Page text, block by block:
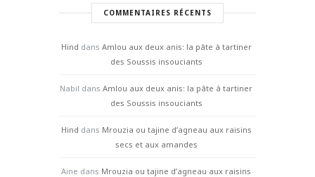
COMMENTAIRES RÉCENTS
Hind dans Amlou aux deux anis: la pâte à tartiner
des Soussis insouciants
Nabil dans Amlou aux deux anis: la pâte à tartiner
des Soussis insouciants
Hind dans Mrouzia ou tajine d’agneau aux raisins
secs et aux amandes
Aine dans Mrouzia ou tajine d’agneau aux raisins